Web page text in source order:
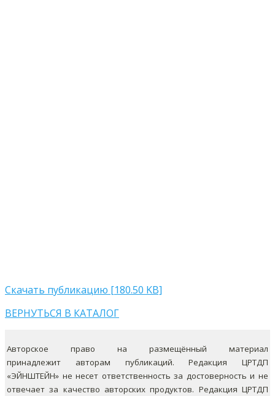
Скачать публикацию [180.50 KB]
ВЕРНУТЬСЯ В КАТАЛОГ
Авторское право на размещённый материал
принадлежит авторам публикаций. Редакция ЦРТДП
«ЭЙНШТЕЙН» не несет ответственность за достоверность и не
отвечает за качество авторских продуктов. Редакция ЦРТДП